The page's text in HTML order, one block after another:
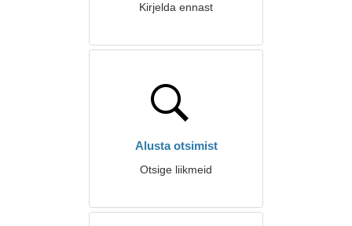
Kirjelda ennast
Alusta otsimist
Otsige liikmeid